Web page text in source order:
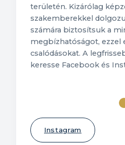
területén. Kizárólag
szakemberekkel
számára biztosítsuk a
megbízhatóságot, ezzel
csalódásokat. A
keresse Facebook és
Instagram